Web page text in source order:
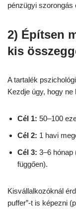
pénzügyi szorongás
2) Építsen
kis
A tartalék
Kezdje úgy, hogy ne
Cél 1: 50–100
Cél 2: 1 havi
Cél 3: 3–6 hónap
függően).
Kisvállalkozóknál
puffer”-t is képezni